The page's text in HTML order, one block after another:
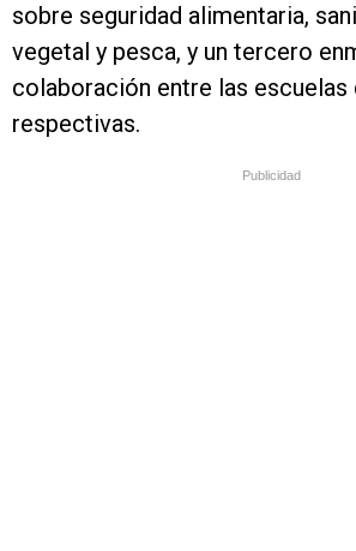
sobre seguridad alimentaria,
vegetal y pesca, y un tercero
colaboración entre las
respectivas.
Publicidad